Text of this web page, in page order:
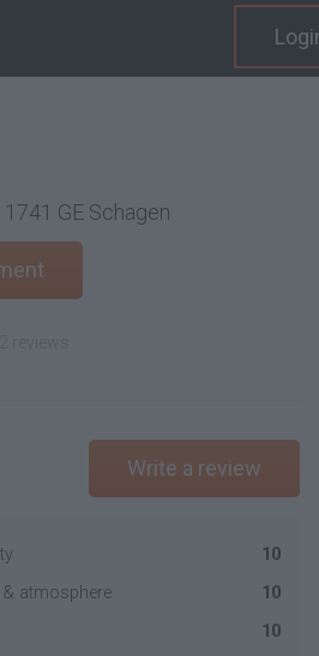
GE Schagen
Write a review
10
atmosphere
10
10